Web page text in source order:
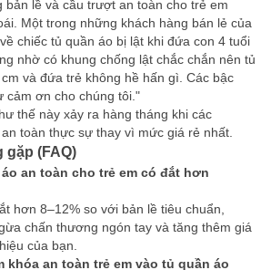
bản lề và cầu trượt an toàn cho trẻ em
Một trong những khách hàng bán lẻ của
chiếc tủ quần áo bị lật khi đứa con 4 tuổi
nhờ có khung chống lật chắc chắn nên tủ
và đứa trẻ không hề hấn gì. Các bậc
cảm ơn cho chúng tôi."
thế này xảy ra hàng tháng khi các
toàn thực sự thay vì mức giá rẻ nhất.
gặp (FAQ)
an toàn cho trẻ em có đắt hơn
hơn 8–12% so với bản lề tiêu chuẩn,
chấn thương ngón tay và tăng thêm giá
của bạn.
khóa an toàn trẻ em vào tủ quần áo